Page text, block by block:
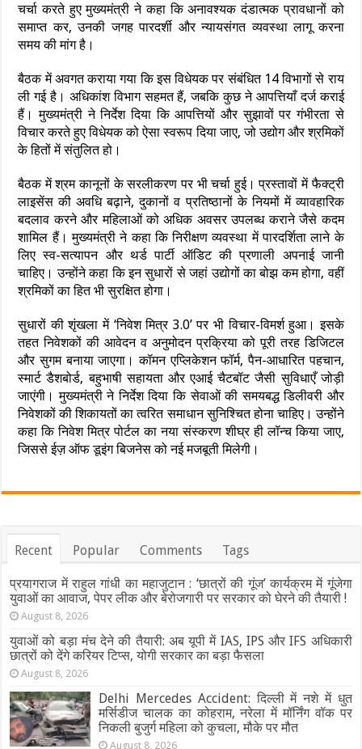
चर्चा करते हुए मुख्यमंत्री ने कहा कि अनावश्यक दंडात्मक प्रावधानों को
समाप्त कर, उनकी जगह पारदर्शी और न्यायसंगत व्यवस्था लागू करना
समय की मांग है।
बैठक में अवगत कराया गया कि इस विधेयक पर संबंधित 14 विभागों से राय
ली गई है। अधिकांश विभाग सहमत हैं, जबकि कुछ ने आपत्तियाँ दर्ज कराई
हैं। मुख्यमंत्री ने निर्देश दिया कि आपत्तियों और सुझावों पर गंभीरता से
विचार करते हुए विधेयक को ऐसा स्वरूप दिया जाए, जो उद्योग और श्रमिकों
के हितों में संतुलित हो।
बैठक में श्रम कानूनों के सरलीकरण पर भी चर्चा हुई। प्रस्तावों में फैक्ट्री
लाइसेंस की अवधि बढ़ाने, दुकानों व प्रतिष्ठानों के नियमों में व्यावहारिक
बदलाव करने और महिलाओं को अधिक अवसर उपलब्ध कराने जैसे कदम
शामिल हैं। मुख्यमंत्री ने कहा कि निरीक्षण व्यवस्था में पारदर्शिता लाने के
लिए स्व-सत्यापन और थर्ड पार्टी ऑडिट की प्रणाली अपनाई जानी
चाहिए। उन्होंने कहा कि इन सुधारों से जहां उद्योगों का बोझ कम होगा, वहीं
श्रमिकों का हित भी सुरक्षित होगा।
सुधारों की शृंखला में ‘निवेश मित्र 3.0’ पर भी विचार-विमर्श हुआ। इसके
तहत निवेशकों की आवेदन व अनुमोदन प्रक्रिया को पूरी तरह डिजिटल
और सुगम बनाया जाएगा। कॉमन एप्लिकेशन फॉर्म, पैन-आधारित पहचान,
स्मार्ट डैशबोर्ड, बहुभाषी सहायता और एआई चैटबॉट जैसी सुविधाएँ जोड़ी
जाएंगी। मुख्यमंत्री ने निर्देश दिया कि सेवाओं की समयबद्ध डिलीवरी और
निवेशकों की शिकायतों का त्वरित समाधान सुनिश्चित होना चाहिए। उन्होंने
कहा कि निवेश मित्र पोर्टल का नया संस्करण शीघ्र ही लॉन्च किया जाए,
जिससे ईज़ ऑफ डूइंग बिजनेस को नई मजबूती मिलेगी।
Recent Popular Comments Tags
प्रयागराज में राहुल गांधी का महाजुटान : ‘छात्रों की गूंज’ कार्यक्रम में गूंजेगा
युवाओं का आवाज, पेपर लीक और बेरोजगारी पर सरकार को घेरने की तैयारी !
August 8, 2026
युवाओं को बड़ा मंच देने की तैयारी: अब यूपी में IAS, IPS और IFS अधिकारी
छात्रों को देंगे करियर टिप्स, योगी सरकार का बड़ा फैसला
August 8, 2026
Delhi Mercedes Accident: दिल्ली में नशे में धुत
मर्सिडीज चालक का कोहराम, नरेला में मॉर्निंग वॉक पर
निकली बुजुर्ग महिला को कुचला, मौके पर मौत
August 8, 2026